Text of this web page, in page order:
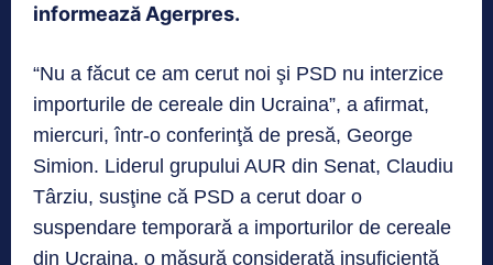
informează Agerpres.
“Nu a făcut ce am cerut noi şi PSD nu interzice
importurile de cereale din Ucraina”, a afirmat,
miercuri, într-o conferinţă de presă, George
Simion. Liderul grupului AUR din Senat, Claudiu
Târziu, susţine că PSD a cerut doar o
suspendare temporară a importurilor de cereale
din Ucraina, o măsură considerată insuficientă